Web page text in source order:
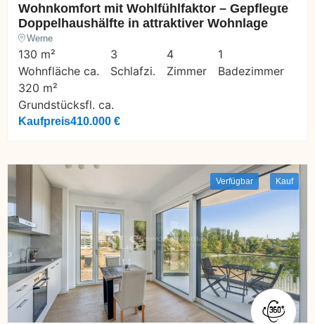
Wohnkomfort mit Wohlfühlfaktor – Gepflegte
Doppelhaushälfte in attraktiver Wohnlage
Werne
130 m²
Wohnfläche ca.
3
Schlafzi.
4
Zimmer
1
Badezimmer
320 m²
Grundstücksfl. ca.
Kaufpreis410.000 €
Verfügbar Kauf